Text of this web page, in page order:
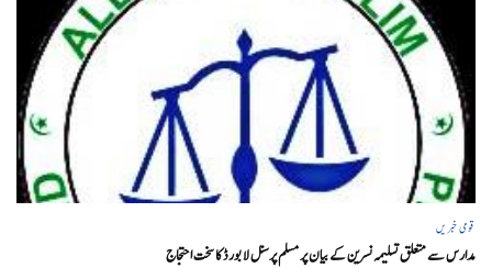
قومی خبریں
مدارس سے متعلق تسلیمہ نسرین کے بیان پر مسلم پرسنل لا بورڈ کا سخت احتجاج